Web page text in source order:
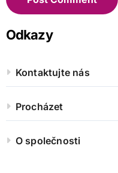
Odkazy
Kontaktujte nás
Procházet
O společnosti